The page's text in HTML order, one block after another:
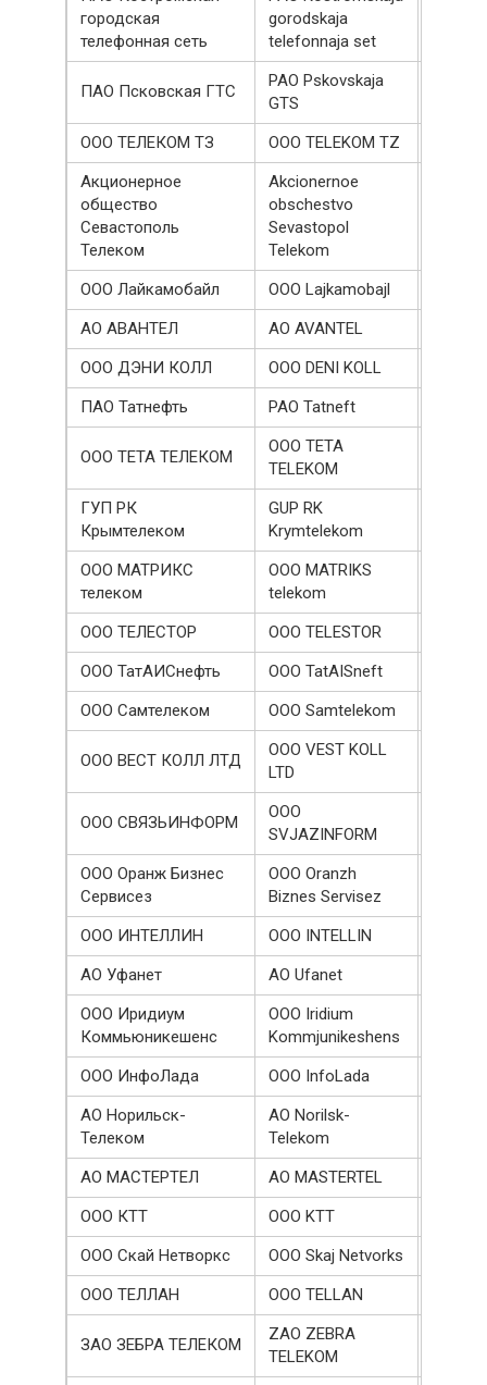
городская
телефонная сеть
gorodskaja
telefonnaja set
ПАО Псковская ГТС
PAO Pskovskaja
GTS
ООО ТЕЛЕКОМ ТЗ OOO TELEKOM TZ
Акционерное
общество
Севастополь
Телеком
Akcionernoe
obschestvo
Sevastopol
Telekom
ООО Лайкамобайл OOO Lajkamobajl
АО АВАНТЕЛ
AO AVANTEL
ООО ДЭНИ КОЛЛ
OOO DENI KOLL
ПАО Татнефть
PAO Tatneft
ООО ТЕТА ТЕЛЕКОМ
OOO TETA
TELEKOM
ГУП РК
Крымтелеком
GUP RK
Krymtelekom
ООО МАТРИКС
телеком
OOO MATRIKS
telekom
ООО ТЕЛЕСТОР OOO TELESTOR
ООО ТатАИСнефть
OOO TatAISneft
ООО Самтелеком
OOO Samtelekom
ООО ВЕСТ КОЛЛ ЛТД
OOO VEST KOLL
LTD
ООО СВЯЗЬИНФОРМ
OOO
SVJAZINFORM
ООО Оранж Бизнес
Сервисез
OOO Oranzh
Biznes Servisez
ООО ИНТЕЛЛИН OOO INTELLIN
АО Уфанет
AO Ufanet
ООО Иридиум
Коммьюникешенс
OOO Iridium
Kommjunikeshens
ООО ИнфоЛада OOO InfoLada
АО Норильск-
Телеком
AO Norilsk-
Telekom
АО МАСТЕРТЕЛ AO MASTERTEL
ООО КТТ
OOO KTT
ООО Скай Нетворкс
OOO Skaj Netvorks
ООО ТЕЛЛАН
OOO TELLAN
ЗАО ЗЕБРА ТЕЛЕКОМ
ZAO ZEBRA
TELEKOM